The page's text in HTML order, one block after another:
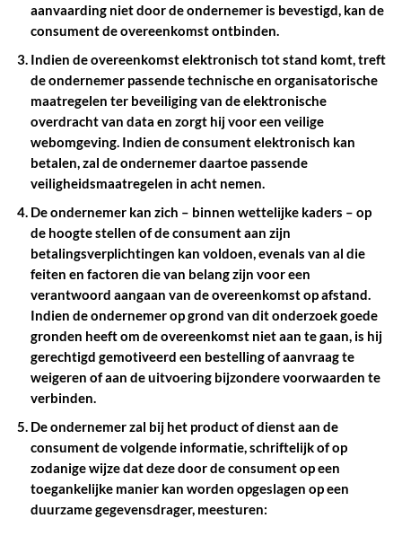
aanvaarding niet door de ondernemer is bevestigd, kan de
consument de overeenkomst ontbinden.
Indien de overeenkomst elektronisch tot stand komt, treft
de ondernemer passende technische en organisatorische
maatregelen ter beveiliging van de elektronische
overdracht van data en zorgt hij voor een veilige
webomgeving. Indien de consument elektronisch kan
betalen, zal de ondernemer daartoe passende
veiligheidsmaatregelen in acht nemen.
De ondernemer kan zich – binnen wettelijke kaders – op
de hoogte stellen of de consument aan zijn
betalingsverplichtingen kan voldoen, evenals van al die
feiten en factoren die van belang zijn voor een
verantwoord aangaan van de overeenkomst op afstand.
Indien de ondernemer op grond van dit onderzoek goede
gronden heeft om de overeenkomst niet aan te gaan, is hij
gerechtigd gemotiveerd een bestelling of aanvraag te
weigeren of aan de uitvoering bijzondere voorwaarden te
verbinden.
De ondernemer zal bij het product of dienst aan de
consument de volgende informatie, schriftelijk of op
zodanige wijze dat deze door de consument op een
toegankelijke manier kan worden opgeslagen op een
duurzame gegevensdrager, meesturen: